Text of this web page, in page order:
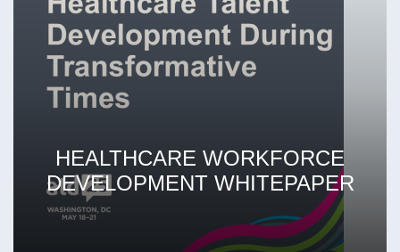
HEALTHCARE WORKFORCE
DEVELOPMENT WHITEPAPER